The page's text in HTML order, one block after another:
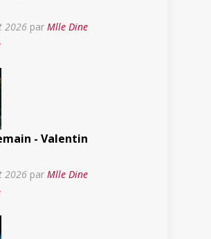
2026 par Mlle Dine
- Valentin
2026 par Mlle Dine